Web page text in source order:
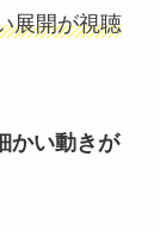
展開が視聴
かい動きが